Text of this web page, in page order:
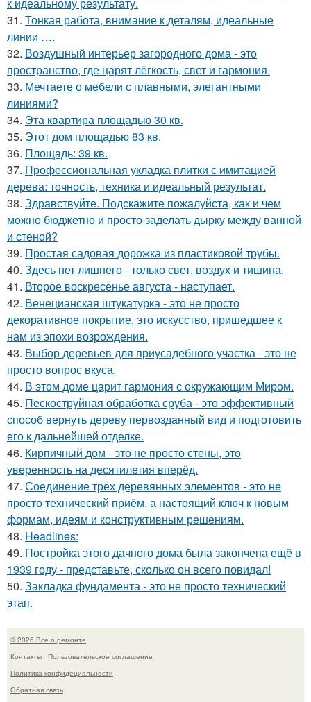
к идеальному результату.
31. Тонкая работа, внимание к деталям, идеальные
линии ….
32. Воздушный интерьер загородного дома - это
пространство, где царят лёгкость, свет и гармония.
33. Мечтаете о мебели с плавными, элегантными
линиями?
34. Эта квартира площадью 30 кв.
35. Этот дом площадью 83 кв.
36. Площадь: 39 кв.
37. Профессиональная укладка плитки с имитацией
дерева: точность, техника и идеальный результат.
38. Здравствуйте. Подскажите пожалуйста, как и чем
можно бюджетно и просто заделать дырку между ванной
и стеной?
39. Простая садовая дорожка из пластиковой трубы.
40. Здесь нет лишнего - только свет, воздух и тишина.
41. Второе воскресенье августа - наступает.
42. Венецианская штукатурка - это не просто
декоративное покрытие, это искусство, пришедшее к
нам из эпохи возрождения.
43. Выбор деревьев для приусадебного участка - это не
просто вопрос вкуса.
44. В этом доме царит гармония с окружающим Миром.
45. Пескоструйная обработка сруба - это эффективный
способ вернуть дереву первозданный вид и подготовить
его к дальнейшей отделке.
46. Кирпичный дом - это не просто стены, это
уверенность на десятилетия вперёд.
47. Соединение трёх деревянных элементов - это не
просто технический приём, а настоящий ключ к новым
формам, идеям и конструктивным решениям.
48. Headlines:
49. Постройка этого дачного дома была закончена ещё в
1939 году - представьте, сколько он всего повидал!
50. Закладка фундамента - это не просто технический
этап.
© 2026 Все о ремонте
Контакты
Пользовательское соглашение
Политика конфидециальности
Обратная связь